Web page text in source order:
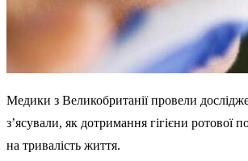
Медики з Великобританії провели
з’ясували, як дотримання гігієни ротової
на тривалість життя.